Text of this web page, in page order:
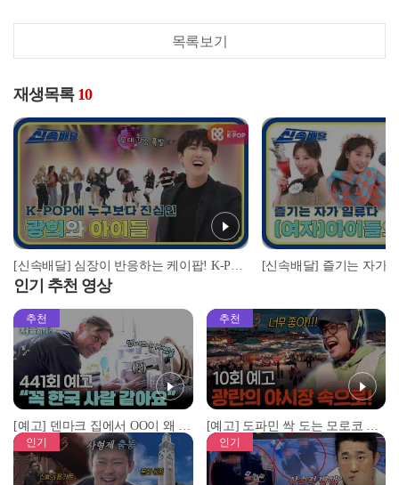
목록보기
재생목록 10
[신속배달] 심장이 반응하는 케이팝! K-POP에 누구보다 진심인 광희와 아이들! l #주간아이돌 l EP.492
인기 추천 영상
추천
[예고] 덴마크 집에서 OO이 왜 나와...? 이상할 정도로 한국을 사랑하는 우리 형을 제보합니다!
추천
[예고] 도파민 싹 도는 모로코 야시장 투어!
인기 인기